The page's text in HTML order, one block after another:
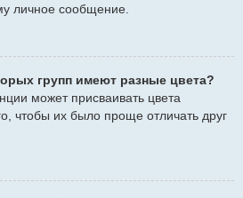
личное сообщение.
групп имеют разные цвета?
может присваивать цвета
чтобы их было проще отличать друг